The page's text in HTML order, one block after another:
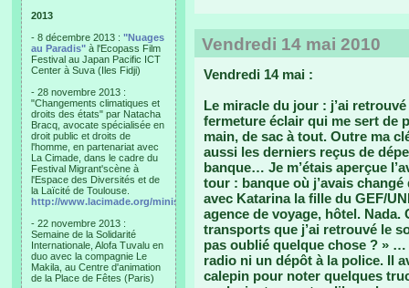
2013
- 8 décembre 2013 : "Nuages
au Paradis" à l'Ecopass Film
Festival au Japan Pacific ICT
Center à Suva (Iles Fidji)
- 28 novembre 2013 :
"Changements climatiques et
droits des états" par Natacha
Bracq, avocate spécialisée en
droit public et droits de
l'homme, en partenariat avec
La Cimade, dans le cadre du
Festival Migrant'scène à
l'Espace des Diversités et de
la Laïcité de Toulouse.
http://www.lacimade.org/minisites/migrantscene
- 22 novembre 2013 :
Semaine de la Solidarité
Internationale, Alofa Tuvalu en
duo avec la compagnie Le
Makila, au Centre d'animation
de la Place de Fêtes (Paris)
Vendredi 14 mai 2010
Vendredi 14 mai :
Le miracle du jour : j’ai
fermeture éclair qui me sert de
main, de sac à tout. Outre ma
aussi les derniers reçus de
banque… Je m’étais aperçue
tour : banque où j’avais
avec Katarina la fille du GEF/
agence de voyage, hôtel. Nada.
transports que j’ai retrouvé le
pas oublié quelque chose ? »
radio ni un dépôt à la police. Il
calepin pour noter quelques